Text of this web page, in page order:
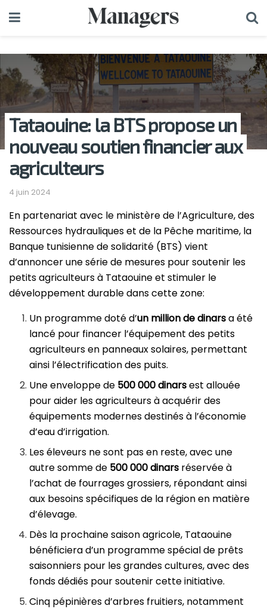
Tataouine: la BTS propose un
nouveau soutien financier aux
agriculteurs
4 juin 2024
En partenariat avec le ministère de l’Agriculture, des
Ressources hydrauliques et de la Pêche maritime, la
Banque tunisienne de solidarité (BTS) vient
d’annoncer une série de mesures pour soutenir les
petits agriculteurs à Tataouine et stimuler le
développement durable dans cette zone:
Un programme doté d’un million de dinarsa été
lancé pour financer l’équipement des petits
agriculteurs en panneaux solaires, permettant
ainsi l’électrification des puits.
Une enveloppe de 500 000 dinarsest allouée
pour aider les agriculteurs à acquérir des
équipements modernes destinés à l’économie
d’eau d’irrigation.
Les éleveurs ne sont pas en reste, avec une
autre somme de 500 000 dinars réservée à
l’achat de fourrages grossiers, répondant ainsi
aux besoins spécifiques de la région en matière
d’élevage.
Dès la prochaine saison agricole, Tataouine
bénéficiera d’un programme spécial de prêts
saisonniers pour les grandes cultures, avec des
fonds dédiés pour soutenir cette initiative.
Cinq pépinières d’arbres fruitiers, notamment